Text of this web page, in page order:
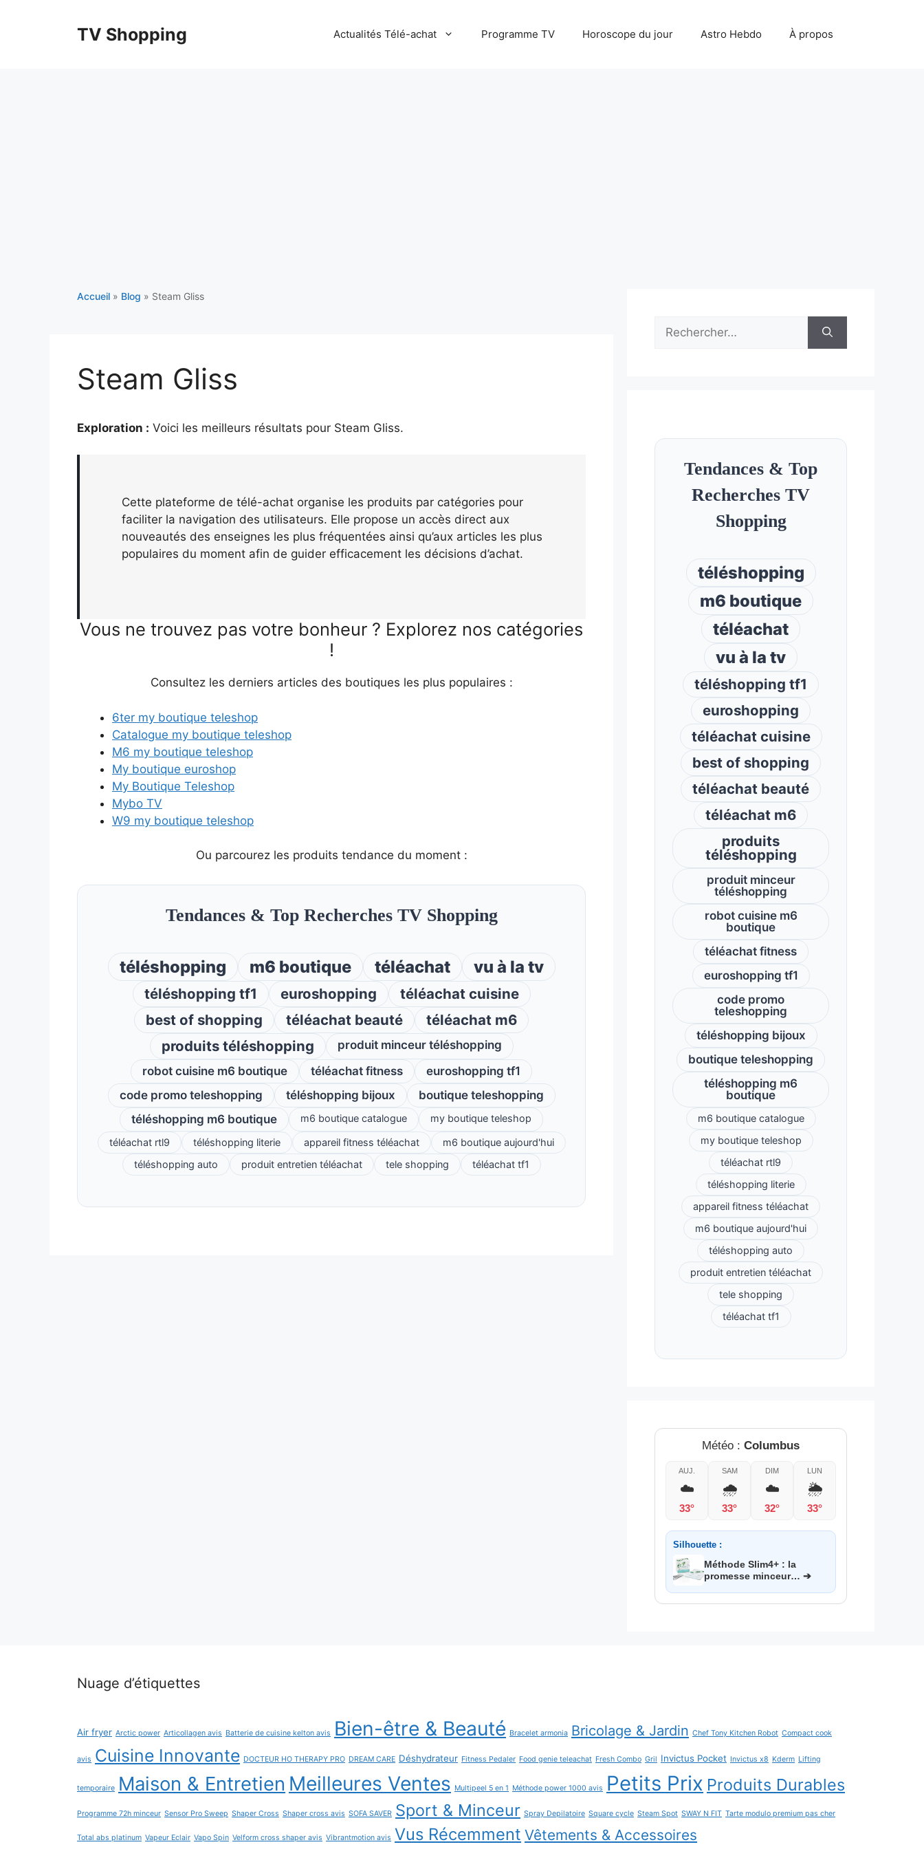
TV Shopping Actualités Télé-achat Programme TV Horoscope du jour Astro Hebdo À propos
Accueil » Blog » Steam Gliss
Steam Gliss
Exploration : Voici les meilleurs résultats pour Steam Gliss.
Cette plateforme de télé-achat organise les produits par catégories pour
faciliter la navigation des utilisateurs. Elle propose un accès direct aux
nouveautés des enseignes les plus fréquentées ainsi qu’aux articles les plus
populaires du moment afin de guider efficacement les décisions d’achat.
Vous ne trouvez pas votre bonheur ? Explorez nos catégories
!
Consultez les derniers articles des boutiques les plus populaires :
6ter my boutique teleshop
Catalogue my boutique teleshop
M6 my boutique teleshop
My boutique euroshop
My Boutique Teleshop
Mybo TV
W9 my boutique teleshop
Ou parcourez les produits tendance du moment :
Tendances & Top Recherches TV Shopping
téléshopping m6 boutique téléachat vu à la tv
téléshopping tf1 euroshopping
téléachat cuisine
best of shopping
téléachat beauté
téléachat m6
produits téléshopping
produit minceur téléshopping
robot cuisine m6 boutique
téléachat fitness
euroshopping tf1
code promo teleshopping
téléshopping bijoux
boutique teleshopping
téléshopping m6 boutique
m6 boutique catalogue my boutique teleshop
téléachat rtl9 téléshopping literie appareil fitness téléachat
m6 boutique aujourd'hui
téléshopping auto
produit entretien téléachat tele shopping téléachat tf1
Rechercher :
Tendances & Top
Recherches TV
Shopping
téléshopping
m6 boutique
téléachat
vu à la tv
téléshopping tf1
euroshopping
téléachat cuisine
best of shopping
téléachat beauté
téléachat m6
produits
téléshopping
produit minceur
téléshopping
robot cuisine m6
boutique
téléachat fitness
euroshopping tf1
code promo
teleshopping
téléshopping bijoux
boutique teleshopping
téléshopping m6
boutique
m6 boutique catalogue
my boutique teleshop
téléachat rtl9
téléshopping literie
appareil fitness téléachat
m6 boutique aujourd'hui
téléshopping auto
produit entretien téléachat
tele shopping
téléachat tf1
Météo : Columbus
AUJ.
☁️
33°
SAM
🌧️
33°
DIM
☁️
32°
LUN
🌦️
33°
Silhouette :
Méthode Slim4+ : la
promesse minceur… ➔
Nuage d’étiquettes
Air fryer Arctic power Articollagen avis Batterie de cuisine kelton avis Bien-être & Beauté Bracelet armonia Bricolage & Jardin Chef Tony Kitchen Robot Compact cook
avis Cuisine Innovante DOCTEUR HO THERAPY PRO DREAM CARE Déshydrateur Fitness Pedaler Food genie teleachat Fresh Combo Gril Invictus Pocket Invictus x8 Kderm Lifting
temporaire Maison & Entretien Meilleures Ventes Multipeel 5 en 1 Méthode power 1000 avis Petits Prix Produits Durables
Programme 72h minceur Sensor Pro Sweep Shaper Cross Shaper cross avis SOFA SAVER Sport & Minceur Spray Depilatoire Square cycle Steam Spot SWAY N FIT Tarte modulo premium pas cher
Total abs platinum Vapeur Eclair Vapo Spin Velform cross shaper avis Vibrantmotion avis Vus Récemment Vêtements & Accessoires